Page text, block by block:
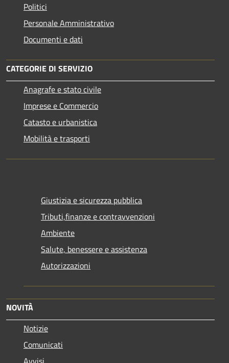
Politici
Personale Amministrativo
Documenti e dati
CATEGORIE DI SERVIZIO
Anagrafe e stato civile
Imprese e Commercio
Catasto e urbanistica
Mobilità e trasporti
Giustizia e sicurezza pubblica
Tributi,finanze e contravvenzioni
Ambiente
Salute, benessere e assistenza
Autorizzazioni
NOVITÀ
Notizie
Comunicati